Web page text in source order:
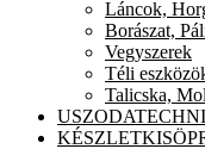
Láncok,
Borászat,
Vegyszerek
Téli
Talicska,